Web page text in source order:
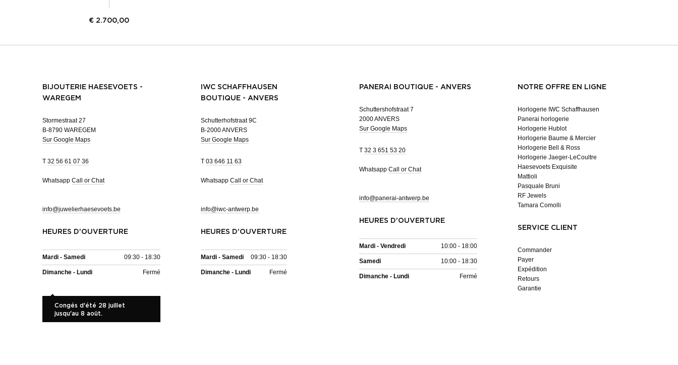
€ 2.700,00
BIJOUTERIE HAESEVOETS -
WAREGEM
Stormestraat 27
B-8790 WAREGEM
Sur Google Maps
T 32 56 61 07 36
Whatsapp Call or Chat
info@juwelierhaesevoets.be
HEURES D'OUVERTURE
Mardi - Samedi 09:30 - 18:30
Dimanche - Lundi Fermé
Congés d'été 28 juillet
jusqu'au 8 août.
IWC SCHAFFHAUSEN
BOUTIQUE - ANVERS
Schutterhofstraat 9C
B-2000 ANVERS
Sur Google Maps
T 03 646 11 63
Whatsapp Call or Chat
info@iwc-antwerp.be
HEURES D'OUVERTURE
Mardi - Samedi 09:30 - 18:30
Dimanche - Lundi Fermé
PANERAI BOUTIQUE - ANVERS
Schuttershofstraat 7
2000 ANVERS
Sur Google Maps
T 32 3 651 53 20
Whatsapp Call or Chat
info@panerai-antwerp.be
HEURES D'OUVERTURE
Mardi - Vendredi 10:00 - 18:00
Samedi 10:00 - 18:30
Dimanche - Lundi Fermé
NOTRE OFFRE EN LIGNE
Horlogerie IWC Schaffhausen
Panerai horlogerie
Horlogerie Hublot
Horlogerie Baume & Mercier
Horlogerie Bell & Ross
Horlogerie Jaeger-LeCoultre
Haesevoets Exquisite
Mattioli
Pasquale Bruni
RF Jewels
Tamara Comolli
SERVICE CLIENT
Commander
Payer
Expédition
Retours
Garantie